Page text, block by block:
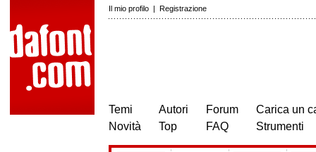
Il mio profilo | Registrazione
Temi
Novità
Autori
Top
Forum
FAQ
Carica un
Strumenti